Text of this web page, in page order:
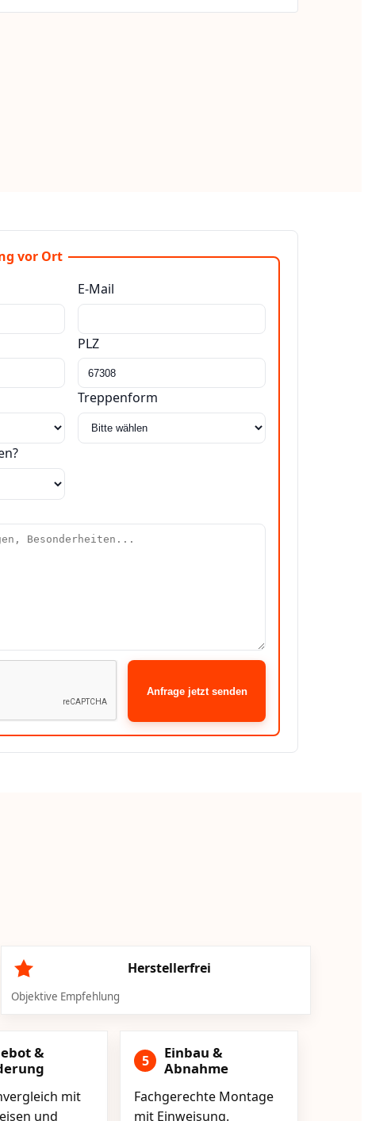
vor Ort
E-Mail
PLZ
Treppenform
Anfrage jetzt senden
Herstellerfrei
Objektive Empfehlung
&
mit
und
5
Einbau &
Abnahme
Fachgerechte Montage
mit Einweisung.